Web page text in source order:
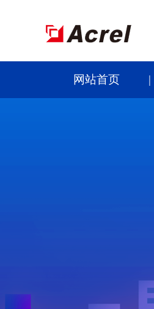
网站首页